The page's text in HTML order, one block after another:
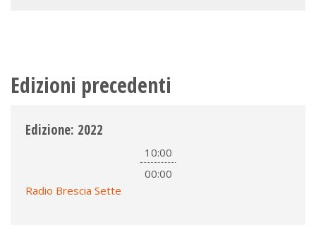
Edizioni precedenti
Edizione: 2022
10:00
00:00
Radio Brescia Sette